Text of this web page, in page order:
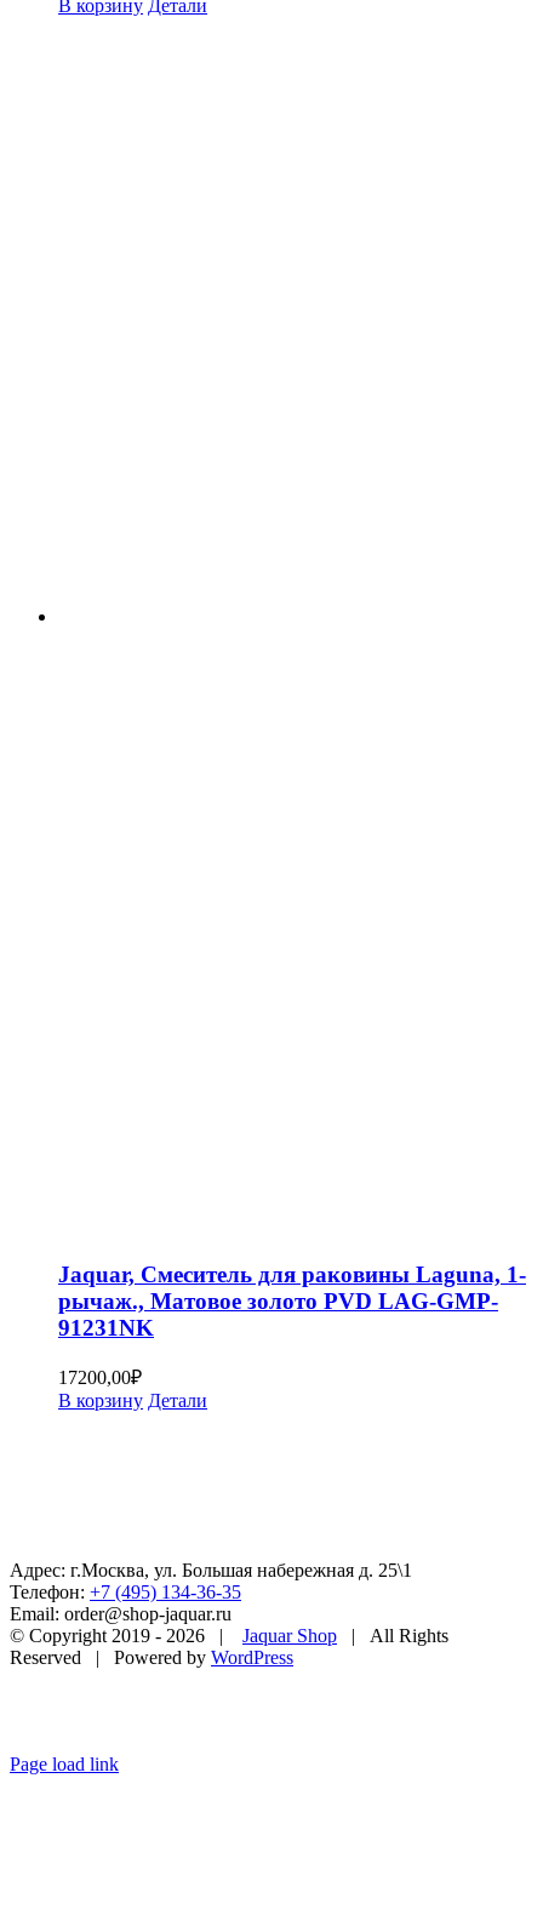
В корзину Детали
Jaquar, Смеситель для раковины Laguna, 1-
рычаж., Матовое золото PVD LAG-GMP-
91231NK
17200,00₽
В корзину Детали
Адрес: г.Москва, ул. Большая набережная д. 25\1
Телефон: +7 (495) 134-36-35
Email: order@shop-jaquar.ru
© Copyright 2019 - 2026 | Jaquar Shop | All Rights
Reserved | Powered by WordPress
Page load link